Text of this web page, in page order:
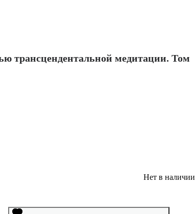
трансцендентальной медитации. Том
Нет в наличии